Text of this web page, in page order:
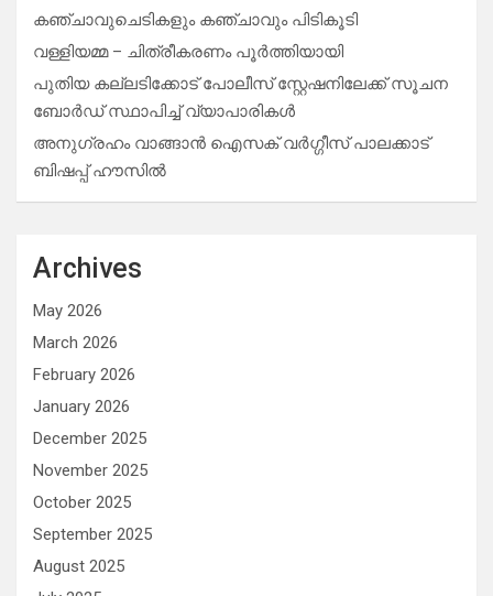
കഞ്ചാവുചെടികളും കഞ്ചാവും പിടികൂടി
വള്ളിയമ്മ – ചിത്രീകരണം പൂർത്തിയായി
പുതിയ കല്ലടിക്കോട് പോലീസ് സ്റ്റേഷനിലേക്ക് സൂചന
ബോർഡ് സ്ഥാപിച്ച് വ്യാപാരികൾ
അനുഗ്രഹം വാങ്ങാൻ ഐസക് വര്‍ഗ്ഗീസ് പാലക്കാട്
ബിഷപ്പ് ഹൗസില്‍
Archives
May 2026
March 2026
February 2026
January 2026
December 2025
November 2025
October 2025
September 2025
August 2025